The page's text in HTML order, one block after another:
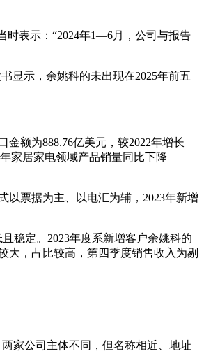
时表示：“2024年1—6月，公司与报告
显示，余姚科的未出现在2025年前五
额为888.76亿美元，较2022年增长
家居家电领域产品销量同比下降
以票据为主、以电汇为辅，2023年新增
稳定。2023年度系新增客户余姚科的
大，占比较高，第四季度销售收入为剔
家公司主体不同，但名称相近、地址